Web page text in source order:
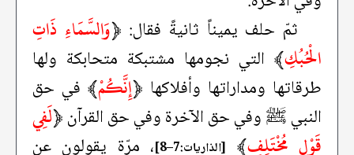
ثمّ حلف يميناً ثانيةً فقال: ﴿وَالسَّمَاءِ ذَاتِ
الْحُبُكِ﴾ التي نجومها مشتبكة متحابكة ولها
طرقاتها ومداراتها وأفلاكها ﴿إِنَّكُمْ﴾ في حق
النبي ﷺ وفي حق الآخرة وفي حق القرآن﴿لَفِي
قَوْلٍ مُخْتَلِفٍ﴾ [الذاريات:7–8]
، مرّة يقولون عن